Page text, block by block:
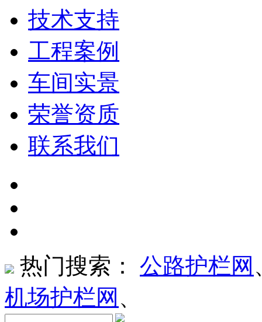
技术支持
工程案例
车间实景
荣誉资质
联系我们
热门搜索： 公路护栏网
机场护栏网 、